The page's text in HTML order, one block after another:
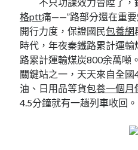
格ptt痛——”路部分還在重
開行力度，保證國民包養網
時代，年夜秦鐵路累計運
路累計運輸煤炭800余萬噸
關鍵站之一，天天來自全
油、日用品等貨包養一個月
4.5分鐘就有一趟列車收回。